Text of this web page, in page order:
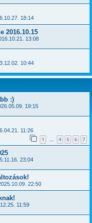
18:14
2016.10.15
13:08
10:44
:)
19:15
11:26
1 … 4 5 6 7
23:04
22:50
11:59